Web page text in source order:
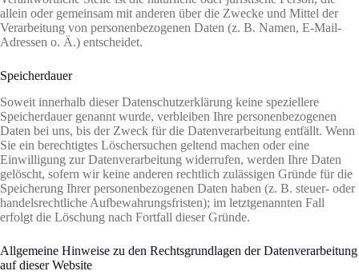
allein oder gemeinsam mit anderen über die Zwecke und Mittel der
Verarbeitung von personenbezogenen Daten (z. B. Namen, E-Mail-
Adressen o. Ä.) entscheidet.
Speicherdauer
Soweit innerhalb dieser Datenschutzerklärung keine speziellere
Speicherdauer genannt wurde, verbleiben Ihre personenbezogenen
Daten bei uns, bis der Zweck für die Datenverarbeitung entfällt. Wenn
Sie ein berechtigtes Löschersuchen geltend machen oder eine
Einwilligung zur Datenverarbeitung widerrufen, werden Ihre Daten
gelöscht, sofern wir keine anderen rechtlich zulässigen Gründe für die
Speicherung Ihrer personenbezogenen Daten haben (z. B. steuer- oder
handelsrechtliche Aufbewahrungsfristen); im letztgenannten Fall
erfolgt die Löschung nach Fortfall dieser Gründe.
Allgemeine Hinweise zu den Rechtsgrundlagen der Datenverarbeitung
auf dieser Website